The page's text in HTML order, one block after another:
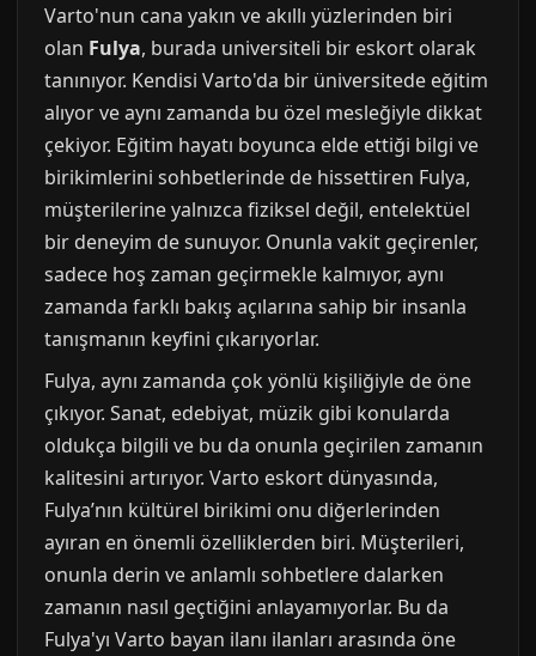
Varto'nun cana yakın ve akıllı yüzlerinden biri
olan Fulya, burada universiteli bir eskort olarak
tanınıyor. Kendisi Varto'da bir üniversitede eğitim
alıyor ve aynı zamanda bu özel mesleğiyle dikkat
çekiyor. Eğitim hayatı boyunca elde ettiği bilgi ve
birikimlerini sohbetlerinde de hissettiren Fulya,
müşterilerine yalnızca fiziksel değil, entelektüel
bir deneyim de sunuyor. Onunla vakit geçirenler,
sadece hoş zaman geçirmekle kalmıyor, aynı
zamanda farklı bakış açılarına sahip bir insanla
tanışmanın keyfini çıkarıyorlar.
Fulya, aynı zamanda çok yönlü kişiliğiyle de öne
çıkıyor. Sanat, edebiyat, müzik gibi konularda
oldukça bilgili ve bu da onunla geçirilen zamanın
kalitesini artırıyor. Varto eskort dünyasında,
Fulya’nın kültürel birikimi onu diğerlerinden
ayıran en önemli özelliklerden biri. Müşterileri,
onunla derin ve anlamlı sohbetlere dalarken
zamanın nasıl geçtiğini anlayamıyorlar. Bu da
Fulya'yı Varto bayan ilanı ilanları arasında öne